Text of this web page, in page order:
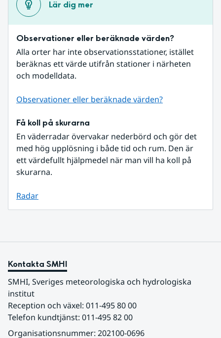
Lär dig mer
Observationer eller beräknade värden?
Alla orter har inte observationsstationer, istället
beräknas ett värde utifrån stationer i närheten
och modelldata.
Observationer eller beräknade värden?
Få koll på skurarna
En väderradar övervakar nederbörd och gör det
med hög upplösning i både tid och rum. Den är
ett värdefullt hjälpmedel när man vill ha koll på
skurarna.
Radar
Kontakta SMHI
SMHI, Sveriges meteorologiska och hydrologiska
institut
Reception och växel: 011-495 80 00
Telefon kundtjänst: 011-495 82 00
Organisationsnummer: 202100-0696